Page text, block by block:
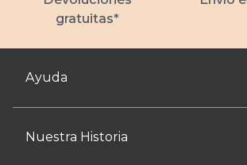
gratuitas*
Ayuda
Nuestra Historia